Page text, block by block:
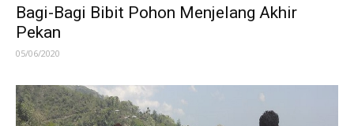
Bagi-Bagi Bibit Pohon Menjelang Akhir
Pekan
05/06/2020